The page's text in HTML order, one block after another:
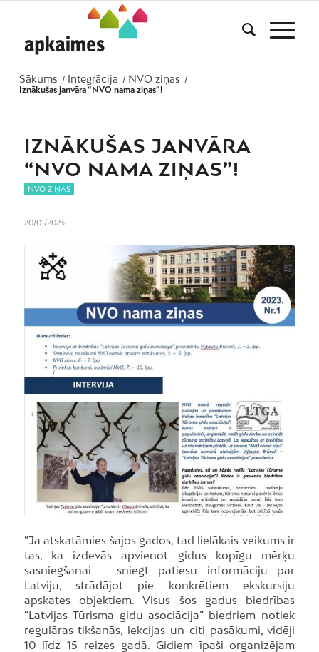
Sākums / Integrācija / NVO ziņas
/
Iznākušas janvāra “NVO nama ziņas”!
IZNĀKUŠAS JANVĀRA
“NVO NAMA ZIŅAS”!
NVO ZIŅAS
20/01/2023
“Ja atskatāmies šajos gados, tad lielākais veikums ir
tas, ka izdevās apvienot gidus kopīgu mērķu
sasniegšanai – sniegt patiesu informāciju par
Latviju, strādājot pie konkrētiem ekskursiju
apskates objektiem. Visus šos gadus biedrības
“Latvijas Tūrisma gidu asociācija” biedriem notiek
regulāras tikšanās, lekcijas un citi pasākumi, vidēji
10 līdz 15 reizes gadā. Gidiem īpaši organizējam